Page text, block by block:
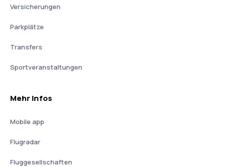
Versicherungen
Parkplätze
Transfers
Sportveranstaltungen
Mehr Infos
Mobile app
Flugradar
Fluggesellschaften